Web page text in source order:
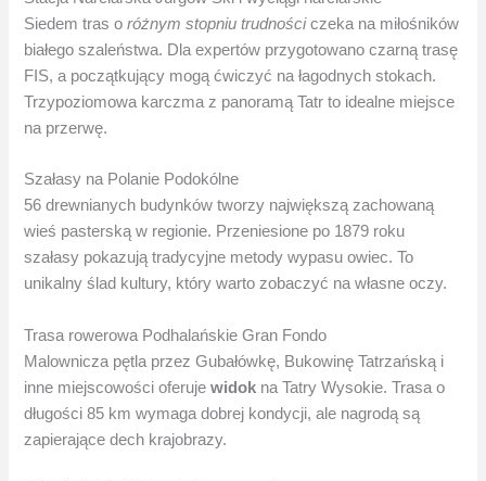
Siedem tras oróżnym stopniu trudnościczeka na miłośników
białego szaleństwa. Dla expertów przygotowano czarną trasę
FIS, a początkujący mogą ćwiczyć na łagodnych stokach.
Trzypoziomowa karczma z panoramą Tatr to idealne miejsce
na przerwę.
Szałasy na Polanie Podokólne
56 drewnianych budynków tworzy największą zachowaną
wieś pasterską w regionie. Przeniesione po 1879 roku
szałasy pokazują tradycyjne metody wypasu owiec. To
unikalny ślad kultury, który warto zobaczyć na własne oczy.
Trasa rowerowa Podhalańskie Gran Fondo
Malownicza pętla przez Gubałówkę, Bukowinę Tatrzańską i
inne miejscowości oferujewidok na Tatry Wysokie. Trasa o
długości 85 km wymaga dobrej kondycji, ale nagrodą są
zapierające dech krajobrazy.